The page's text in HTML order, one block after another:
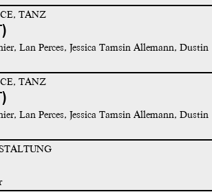
TANZ
Lan Perces, Jessica Tamsin Allemann, Dustin
TANZ
Lan Perces, Jessica Tamsin Allemann, Dustin